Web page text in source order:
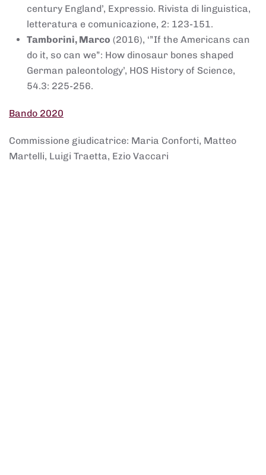
century England’, Expressio. Rivista di linguistica,
letteratura e comunicazione, 2: 123-151.
Tamborini, Marco (2016), ‘”If the Americans can
do it, so can we”: How dinosaur bones shaped
German paleontology’, HOS History of Science,
54.3: 225-256.
Bando 2020
Commissione giudicatrice: Maria Conforti, Matteo
Martelli, Luigi Traetta, Ezio Vaccari